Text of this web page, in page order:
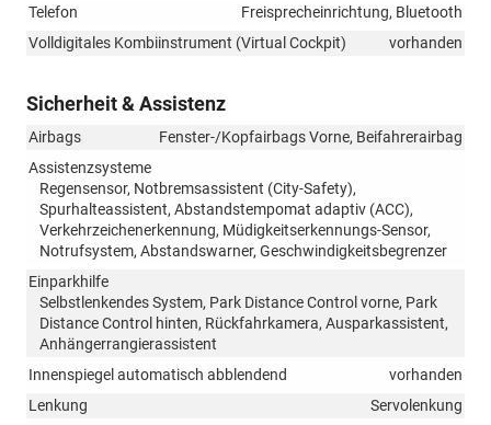
Telefon
Freisprecheinrichtung, Bluetooth
Volldigitales Kombiinstrument (Virtual Cockpit)
vorhanden
Sicherheit & Assistenz
Airbags
Fenster-/Kopfairbags Vorne, Beifahrerairbag
Assistenzsysteme
Regensensor, Notbremsassistent (City-Safety),
Spurhalteassistent, Abstandstempomat adaptiv (ACC),
Verkehrzeichenerkennung, Müdigkeitserkennungs-Sensor,
Notrufsystem, Abstandswarner, Geschwindigkeitsbegrenzer
Einparkhilfe
Selbstlenkendes System, Park Distance Control vorne, Park
Distance Control hinten, Rückfahrkamera, Ausparkassistent,
Anhängerrangierassistent
Innenspiegel automatisch abblendend
vorhanden
Lenkung
Servolenkung